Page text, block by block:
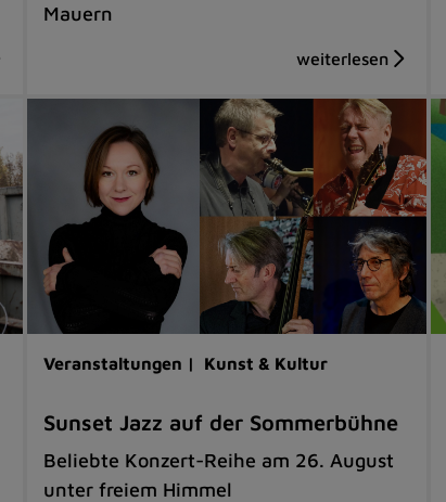
Mauern
Veranstaltungen | Kunst & Kultur
Sunset Jazz auf der Sommerbühne
Beliebte Konzert-Reihe am 26. August
unter freiem Himmel